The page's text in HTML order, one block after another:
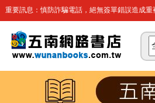
重要訊息：慎防詐騙電話，絕無簽單錯誤造成